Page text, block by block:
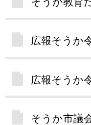
広報そうか
広報そうか
そうか市議